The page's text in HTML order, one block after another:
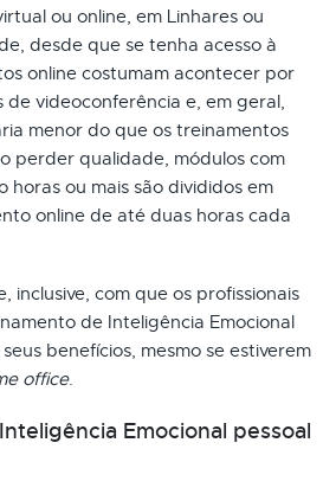
ou online, em Linhares ou
desde que se tenha acesso à
online costumam acontecer por
de videoconferência e, em geral,
menor do que os treinamentos
perder qualidade, módulos com
horas ou mais são divididos em
online de até duas horas cada
inclusive, com que os profissionais
de Inteligência Emocional
benefícios, mesmo se estiverem
office.
Emocional pessoal